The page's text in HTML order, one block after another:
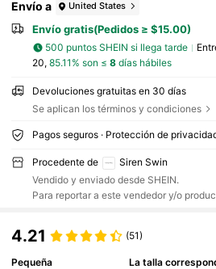
Envío a United States
Envío gratis(Pedidos ≥ $15.00)
500 puntos SHEIN si llega tarde
20, 85.11% son ≤ 8días hábiles
Devoluciones gratuitas en 30 días
Se aplican los términos y condiciones
Pagos seguros · Protección de
Procedente de
Siren Swin
Vendido y enviado desde SHEIN.
Para reportar a este vendedor y/o
4.21 (51)
Pequeña
La talla